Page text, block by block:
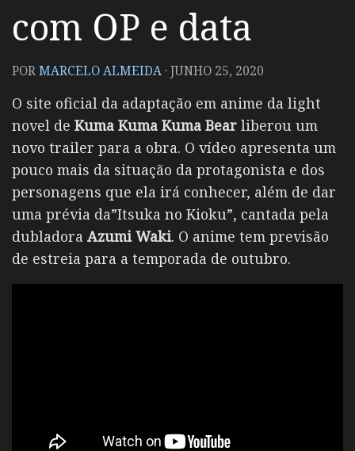
com OP e data
PORMARCELO ALMEIDA ·JUNHO 25, 2020
O site oficial da adaptação em anime da light
novel de Kuma Kuma Kuma Bear liberou um
novo trailer para a obra. O vídeo apresenta um
pouco mais da situação da protagonista e dos
personagens que ela irá conhecer, além de dar
uma prévia da”Itsuka no Kioku”, cantada pela
dubladora Azumi Waki. O anime tem previsão
de estreia para a temporada de outubro.